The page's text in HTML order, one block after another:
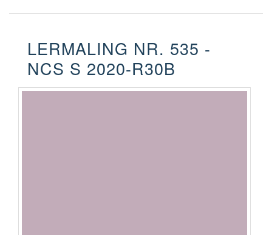
LERMALING NR. 535 -
NCS S 2020-R30B